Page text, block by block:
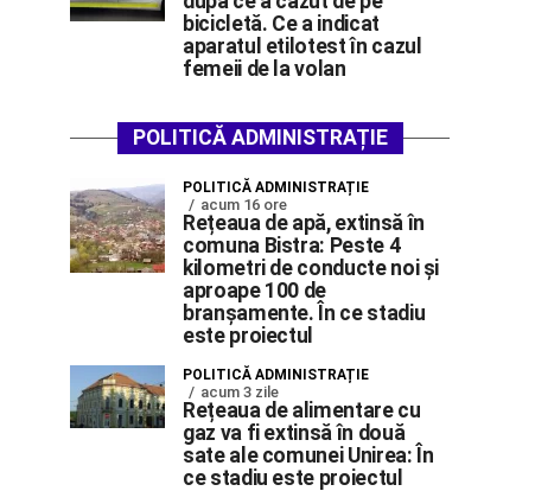
bicicletă. Ce a indicat
aparatul etilotest în cazul
femeii de la volan
POLITICĂ ADMINISTRAȚIE
POLITICĂ ADMINISTRAȚIE
acum 16 ore
Rețeaua de apă, extinsă în
comuna Bistra: Peste 4
kilometri de conducte noi și
aproape 100 de
branșamente. În ce stadiu
este proiectul
POLITICĂ ADMINISTRAȚIE
acum 3 zile
Rețeaua de alimentare cu
gaz va fi extinsă în două
sate ale comunei Unirea: În
ce stadiu este proiectul